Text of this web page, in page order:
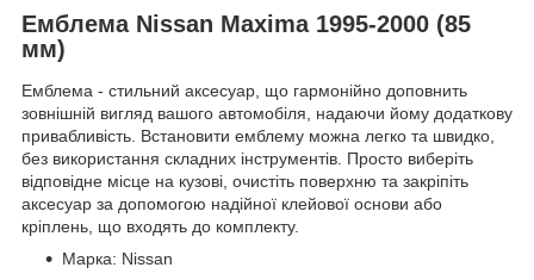
Емблема Nissan Maxima 1995-2000 (85
мм)
Емблема - стильний аксесуар, що гармонійно доповнить
зовнішній вигляд вашого автомобіля, надаючи йому додаткову
привабливість. Встановити емблему можна легко та швидко,
без використання складних інструментів. Просто виберіть
відповідне місце на кузові, очистіть поверхню та закріпіть
аксесуар за допомогою надійної клейової основи або
кріплень, що входять до комплекту.
Марка: Nissan